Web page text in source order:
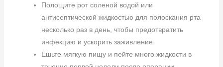
Полощите рот соленой водой или
антисептической жидкостью для полоскания рта
несколько раз в день, чтобы предотвратить
инфекцию и ускорить заживление.
Ешьте мягкую пищу и пейте много жидкости в